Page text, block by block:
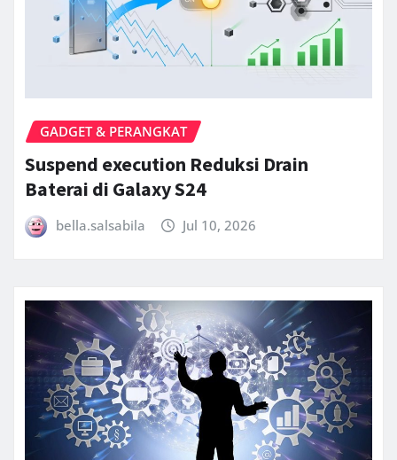
GADGET & PERANGKAT
Suspend execution Reduksi Drain
Baterai di Galaxy S24
bella.salsabila Jul 10, 2026